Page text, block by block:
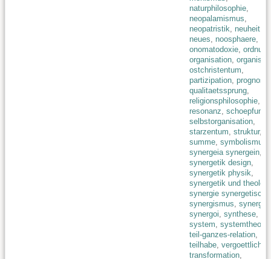
naturphilosophie,
neopalamismus,
neopatristik, neuheit
neues, noosphaere,
onomatodoxie, ordnung
organisation,
ostchristentum,
partizipation,
qualitaetssprung,
religionsphilosophie,
resonanz, schoepfung
selbstorganisation,
starzentum, struktur,
summe, symbolismus
synergeia synergein,
synergetik design,
synergetik physik,
synergetik und
synergie synergetisch
synergismus, synergos
synergoi, synthese,
system, systemtheorie
teil-ganzes-relation,
teilhabe,
transformation,